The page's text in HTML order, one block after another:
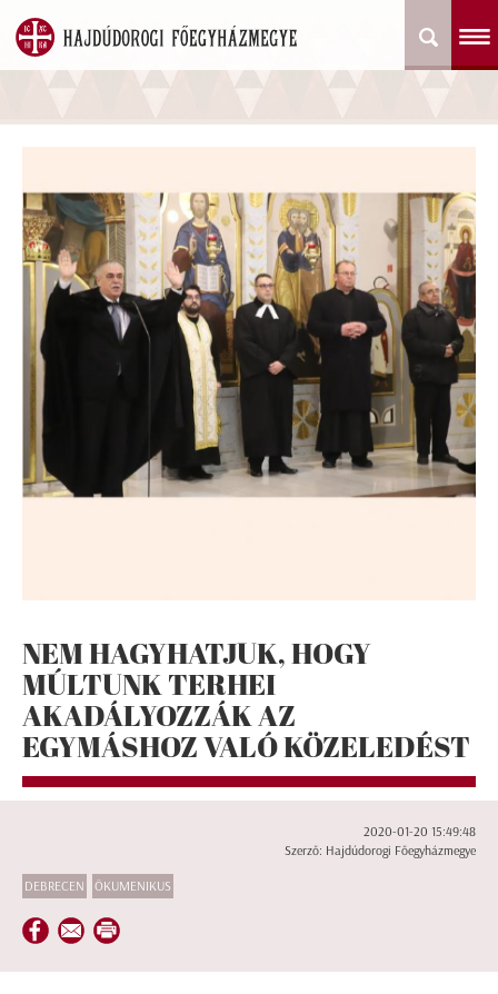
NEM HAGYHATJUK, HOGY
MÚLTUNK TERHEI
AKADÁLYOZZÁK AZ
EGYMÁSHOZ VALÓ KÖZELEDÉST
2020-01-20 15:49:48
Szerző: Hajdúdorogi Főegyházmegye
DEBRECEN ÖKUMENIKUS